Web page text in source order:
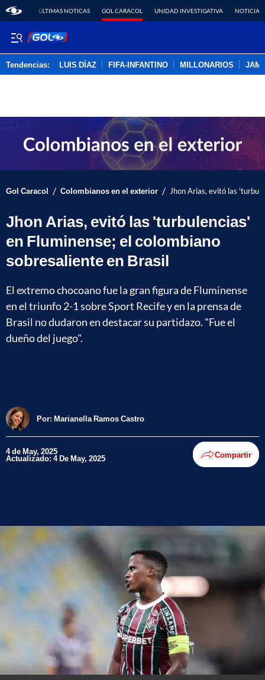
ÚLTIMAS NOTICAS GOL CARACOL UNIDAD INVESTIGATIVA NOTICIAS
Tendencias: LUIS DÍAZ FIFA-INFANTINO MILLONARIOS
Gol Caracol / Colombianos en el exterior / Jhon Arias, evitó las
Jhon Arias, evitó las 'turbulencias'
en Fluminense; el colombiano
sobresaliente en Brasil
El extremo chocoano fue la gran figura de Fluminense
en el triunfo 2-1 sobre Sport Recife y en la prensa de
Brasil no dudaron en destacar su partidazo. "Fue el
dueño del juego".
Por: Marianella Ramos Castro
4 de May, 2025
Actualizado: 4 De May, 2025 Compartir